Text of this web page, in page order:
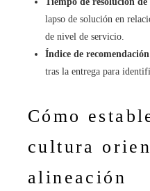
lapso de solución en
de nivel de servicio.
Índice de
tras la entrega para
Cómo
cultura
alineación